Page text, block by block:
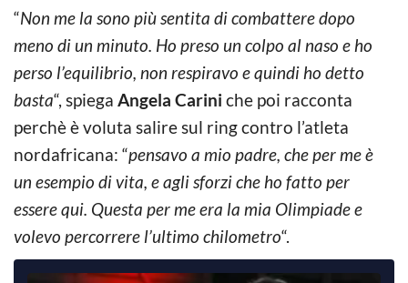
“Non me la sono più sentita di combattere dopo
meno di un minuto. Ho preso un colpo al naso e ho
perso l’equilibrio, non respiravo e quindi ho detto
basta“, spiega Angela Carini che poi racconta
perchè è voluta salire sul ring contro l’atleta
nordafricana: “pensavo a mio padre, che per me è
un esempio di vita, e agli sforzi che ho fatto per
essere qui. Questa per me era la mia Olimpiade e
volevo percorrere l’ultimo chilometro“.